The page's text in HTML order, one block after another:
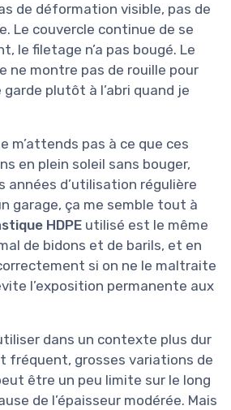
de déformation visible, pas de
Le couvercle continue de se
le filetage n’a pas bougé. Le
ne montre pas de rouille pour
plutôt à l’abri quand je
m’attends pas à ce que ces
en plein soleil sans bouger,
années d’utilisation régulière
garage, ça me semble tout à
HDPE utilisé est le même
de bidons et de barils, et en
si on ne le maltraite
l’exposition permanente aux
dans un contexte plus dur
fréquent, grosses variations de
être un peu limite sur le long
de l’épaisseur modérée. Mais